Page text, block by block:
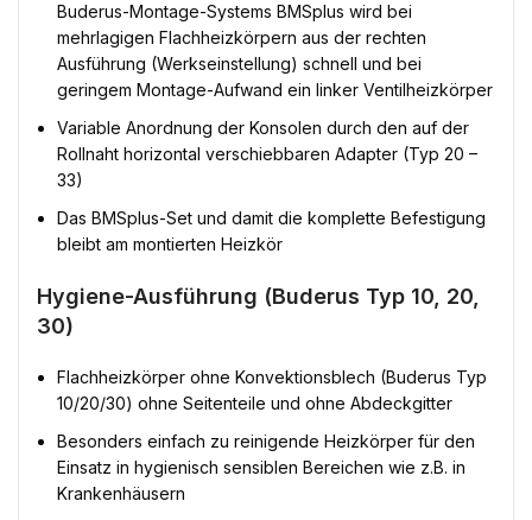
Buderus-Montage-Systems BMSplus wird bei
mehrlagigen Flachheizkörpern aus der rechten
Ausführung (Werkseinstellung) schnell und bei
geringem Montage-Aufwand ein linker Ventilheizkörper
Variable Anordnung der Konsolen durch den auf der
Rollnaht horizontal verschiebbaren Adapter (Typ 20 –
33)
Das BMSplus-Set und damit die komplette Befestigung
bleibt am montierten Heizkör
Hygiene-Ausführung (Buderus Typ 10, 20,
30)
Flachheizkörper ohne Konvektionsblech (Buderus Typ
10/20/30) ohne Seitenteile und ohne Abdeckgitter
Besonders einfach zu reinigende Heizkörper für den
Einsatz in hygienisch sensiblen Bereichen wie z.B. in
Krankenhäusern